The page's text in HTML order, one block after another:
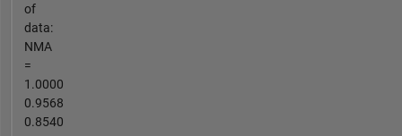
of
data:
NMA
=
1.0000
0.9568
0.8540